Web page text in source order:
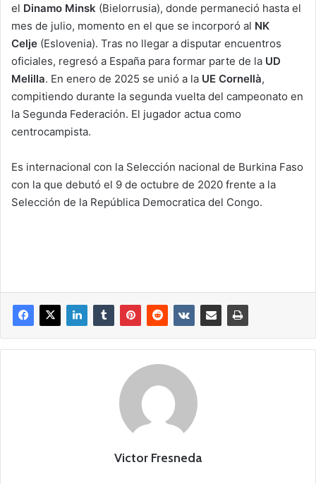
el Dinamo Minsk (Bielorrusia), donde permaneció hasta el
mes de julio, momento en el que se incorporó al NK
Celje (Eslovenia). Tras no llegar a disputar encuentros
oficiales, regresó a España para formar parte de la UD
Melilla. En enero de 2025 se unió a la UE Cornellà,
compitiendo durante la segunda vuelta del campeonato en
la Segunda Federación. El jugador actua como
centrocampista.
Es internacional con la Selección nacional de Burkina Faso
con la que debutó el 9 de octubre de 2020 frente a la
Selección de la República Democratica del Congo.
Victor Fresneda